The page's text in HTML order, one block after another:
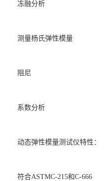
冻融分析
测量杨氏弹性模量
阻尼
系数分析
动态弹性模量测试仪特性：
符合ASTMC-215和C-666